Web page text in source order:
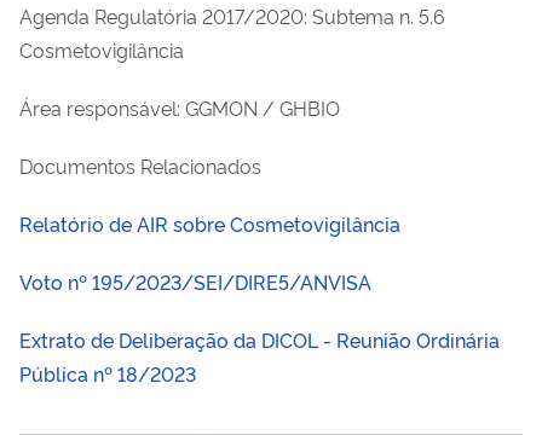
Agenda Regulatória 2017/2020: Subtema n. 5.6
Cosmetovigilância
Área responsável: GGMON / GHBIO
Documentos Relacionados
Relatório de AIR sobre Cosmetovigilância
Voto nº 195/2023/SEI/DIRE5/ANVISA
Extrato de Deliberação da DICOL - Reunião Ordinária
Pública nº 18/2023